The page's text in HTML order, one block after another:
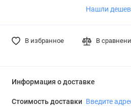
Нашли
В избранное В
Информация о доставке
Стоимость доставки Введите